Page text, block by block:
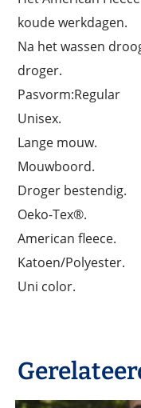
koude werkdagen.
Na het wassen
droger.
Pasvorm:Regular
Unisex.
Lange mouw.
Mouwboord.
Droger bestendig.
Oeko-Tex®.
American fleece.
Katoen/Polyester.
Uni color.